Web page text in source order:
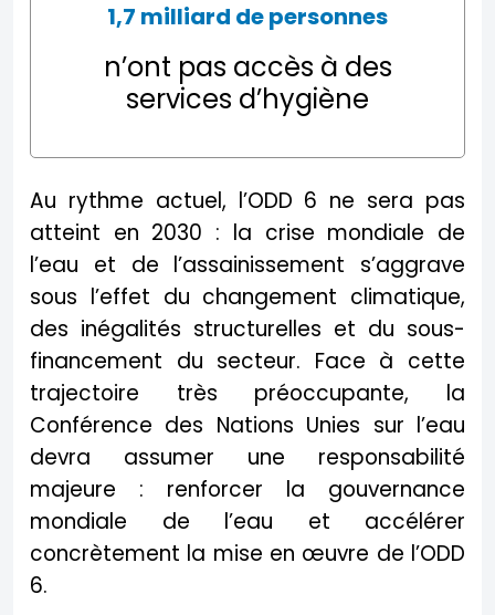
1,7 milliard depersonnes
n’ont pas accès à des
services d’hygiène
Au rythme actuel, l’ODD 6 ne sera pas
atteint en 2030 : la crise mondiale de
l’eau et de l’assainissement s’aggrave
sous l’effet du changement climatique,
des inégalités structurelles et du sous-
financement du secteur. Face à cette
trajectoire très préoccupante, la
Conférence des Nations Unies sur l’eau
devra assumer une responsabilité
majeure : renforcer la gouvernance
mondiale de l’eau et accélérer
concrètement la mise en œuvre de l’ODD
6.